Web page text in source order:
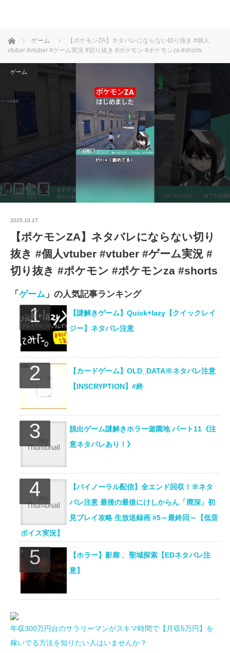
ホーム ゲーム
【ポケモンZA】ネタバレにならない切り抜き #個人
vtuber #vtuber #ゲーム実況 #切り抜き #ポケモン #ポケモンza #shorts
ゲーム
2025.10.17
【ポケモンZA】ネタバレにならない切り
抜き #個人vtuber #vtuber #ゲーム実況 #
切り抜き #ポケモン #ポケモンza #shorts
「 ゲーム 」の人気記事ランキング
【謎解きゲーム】Quick+lazy【クイックレイ
ジー】ネタバレ注意
【カードゲーム】OLD_DATA※ネタバレ注意
【INSCRYPTION】#終
脱出ゲーム謎解きホラー遊園地 パート11《注
意ネタバレあり！》
【バイノーラル配信】全エンド回収！※ネタ
バレ注意 最後の最後にけしからん「廃深」初
見プレイ攻略 生放送録画 #5～最終回～【低音
ボイス実況】
【ホラー】影廊 、聖域探索【EDネタバレ注
意】
年収300万円台のサラリーマンがスキマ時間で【月収5万円】を
稼いでる方法を知りたい人はいませんか？